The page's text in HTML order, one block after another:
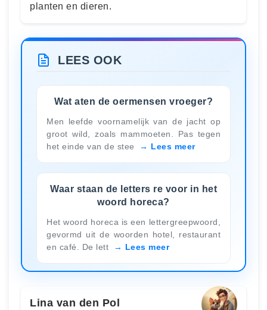
planten en dieren.
LEES OOK
Wat aten de oermensen vroeger?
Men leefde voornamelijk van de jacht op
groot wild, zoals mammoeten. Pas tegen
het einde van de stee
Lees meer
Waar staan de letters re voor in het
woord horeca?
Het woord horeca is een lettergreepwoord,
gevormd uit de woorden hotel, restaurant
en café. De lett
Lees meer
Lina van den Pol